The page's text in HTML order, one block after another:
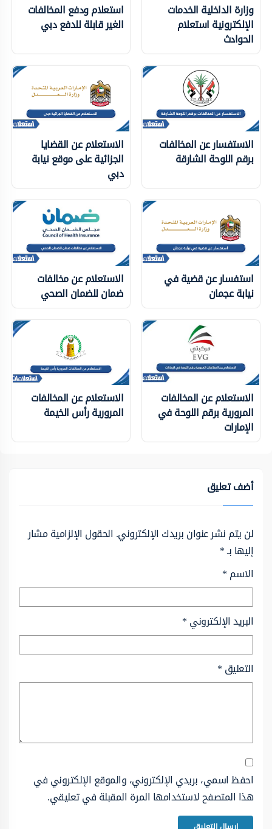
وزارة الداخلية الخدمات
الإلكترونية استعلام
الحوادث
استعلام ودفع المخالفات
الغير قابلة للدفع دبي
الاستفسار عن المخالفات
برقم اللوحة الشارقة
الاستعلام عن القضايا
الجزائية على موقع نيابة
دبي
استفسار عن قضية في
نيابة عجمان
الاستعلام عن مخالفات
ضمان للضمان الصحي
الاستعلام عن المخالفات
المرورية برقم اللوحة في
الإمارات
الاستعلام عن المخالفات
المرورية رأس الخيمة
أضف تعليق
لن يتم نشر عنوان بريدك الإلكتروني. الحقول الإلزامية مشار
إليها بـ*
الاسم*
البريد الإلكتروني*
التعليق*
احفظ اسمي، بريدي الإلكتروني، والموقع الإلكتروني في
هذا المتصفح لاستخدامها المرة المقبلة في تعليقي.